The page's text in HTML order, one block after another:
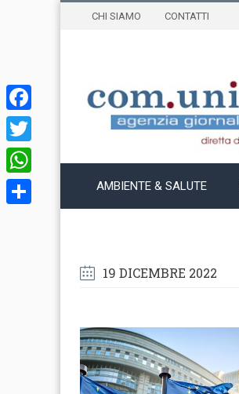
CHI SIAMO CONTATTI
AMBIENTE & SALUTE
19 DICEMBRE 2022
Facebook
Twitter
WhatsApp